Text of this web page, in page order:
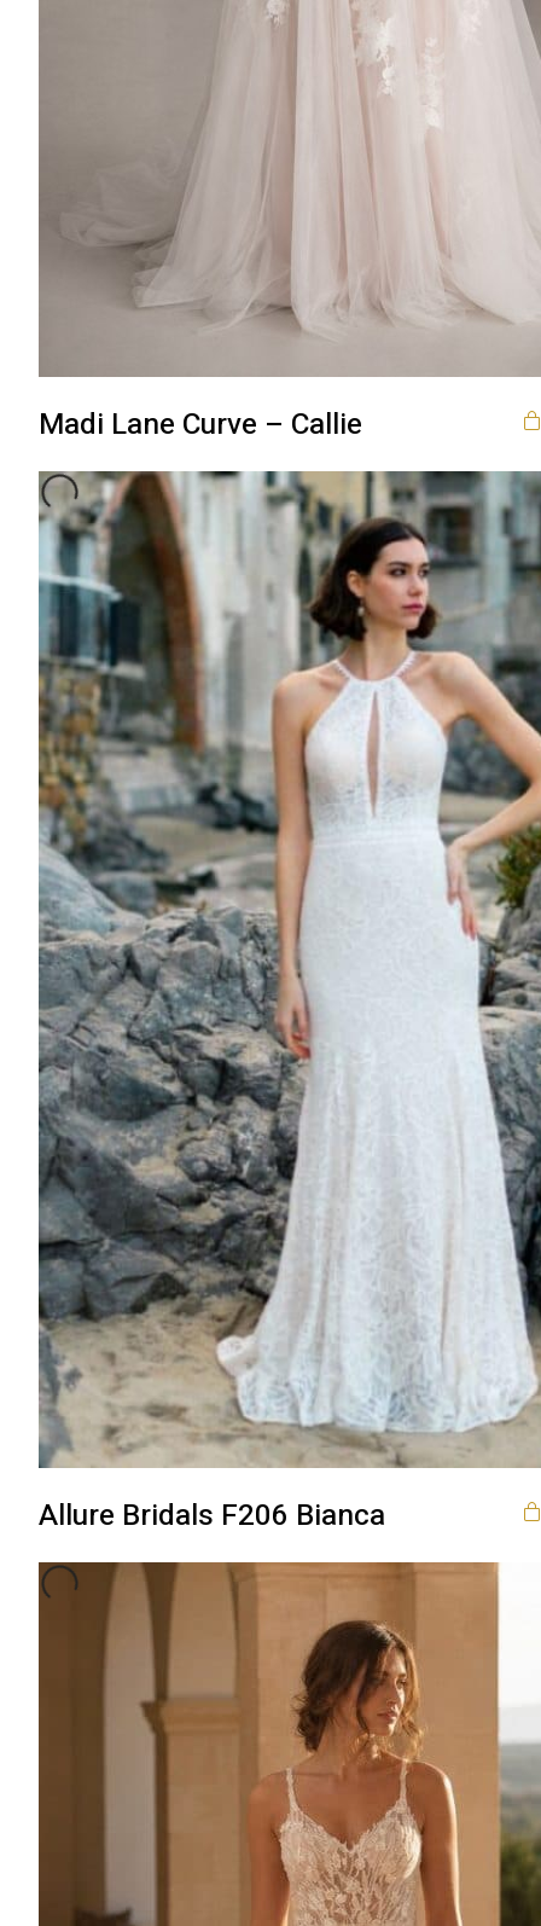
Madi Lane Curve – Callie
Allure Bridals F206 Bianca